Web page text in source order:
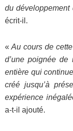
du
écrit-il.
« Au cours de
d’une poignée
entière qui
créé jusqu’à
expérience
a-t-il ajouté.